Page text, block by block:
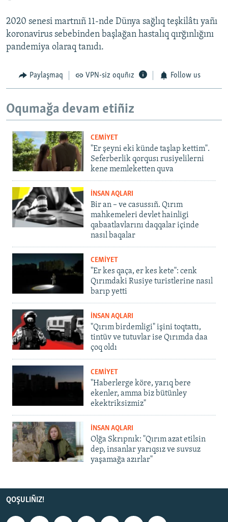
2020 senesi martnıñ 11-nde Dünya sağlıq teşkilâtı yañı
koronavirus sebebinden başlağan hastalıq qırğınlığını
pandemiya olaraq tanıdı.
Paylaşmaq VPN-siz oquñız Follow us
Oqumağa devam etiñiz
CEMİYET
"Er şeyni eki künde taşlap kettim".
Seferberlik qorqusı rusiyelilerni
kene memleketten quva
İNSAN AQLARI
Bir an – ve casussıñ. Qırım
mahkemeleri devlet hainligi
qabaatlavlarını daqqalar içinde
nasıl baqalar
CEMİYET
"Er kes qaça, er kes kete": cenk
Qırımdaki Rusiye turistlerine nasıl
barıp yetti
İNSAN AQLARI
"Qırım birdemligi" işini toqtattı,
tintüv ve tutuvlar ise Qırımda daa
çoq oldı
CEMİYET
"Haberlerge köre, yarıq bere
ekenler, amma biz bütünley
ekektriksizmiz"
İNSAN AQLARI
Olğa Skrıpnık: "Qırım azat etilsin
dep, insanlar yarıqsız ve suvsuz
yaşamağa azırlar"
QOŞULIÑIZ!